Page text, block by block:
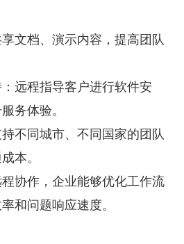
文档、演示内容，提高团队
远程指导客户进行软件安
务体验。
不同城市、不同国家的团队
本。
协作，企业能够优化工作流
和问题响应速度。